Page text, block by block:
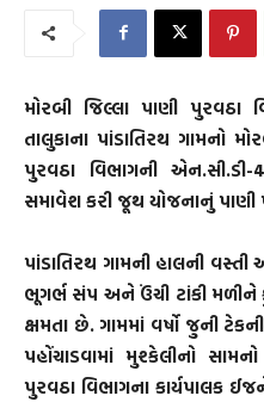
મોરબી જિલ્લા પાણી પુરવઠા
તાલુકાના પાંડાતિરથ ગામનો
પુરવઠા વિભાગની
સમાવેશ કરી જૂથ યોજનાનું પાણી
પાંડાતિરથ ગામની હાલની
ભૂગર્ભ સંપ અને ઉંચી ટાંકી મળીને
ક્ષમતા છે. ગામમાં વર્ષો જુની
પહોંચાડવામાં મુશ્કેલીનો
પુરવઠા વિભાગના કાર્યપાલક